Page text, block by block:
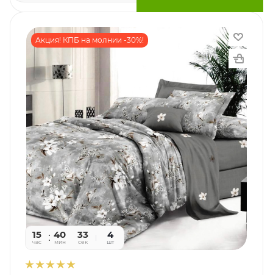
Акция! КПБ на молнии -30%!
15
час
40
мин
31
сек
4
шт